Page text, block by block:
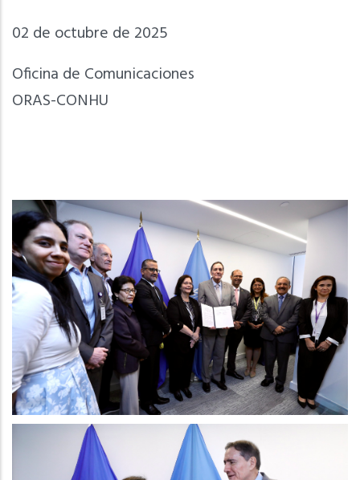
02 de octubre de 2025
Oficina de Comunicaciones
ORAS-CONHU